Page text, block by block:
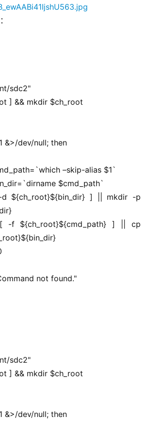
sdc2"
] && mkdir $ch_root
dev/null; then
–skip-alias $1`
$cmd_path`
] || mkdir -p
] || cp
not found."
sdc2"
] && mkdir $ch_root
dev/null; then